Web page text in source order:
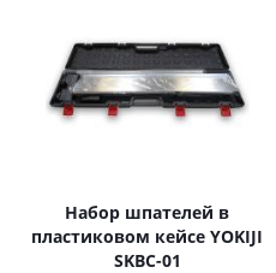
Набор шпателей в
пластиковом кейсе YOKIJI
SKBC-01